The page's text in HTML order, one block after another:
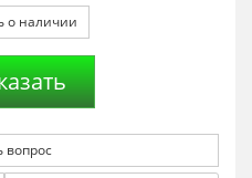
о наличии
вопрос